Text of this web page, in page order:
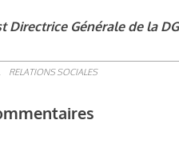
Directrice Générale de la
RELATIONS SOCIALES